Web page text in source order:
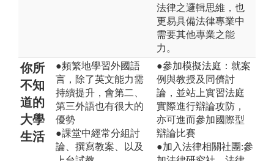
法律之邏輯思維，也
更易具備法律專業中
需要其他專業之能
力。
你所
不知
道的
大學
生活
●頻繁地學習外國語
言，除了英文能力需
持續提升，會第二、
第三外語也有很大的
優勢
●課堂中經常分組討
論、撰寫教案、以及
●參加模擬法庭：就案
例與教授及同儕討
論，並站上實習法庭
實際進行辯論攻防，
亦可進而參加國際型
辯論比賽
●加入法律相關社團:參